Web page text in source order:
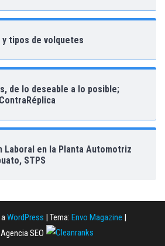
tipos de volquetes
de lo deseable a lo posible;
Laboral en la Planta Automotriz
STPS
WordPress | Tema: Envo Magazine |
SEO